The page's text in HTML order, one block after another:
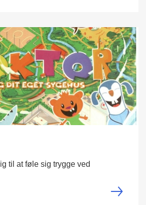
til at føle sig trygge ved